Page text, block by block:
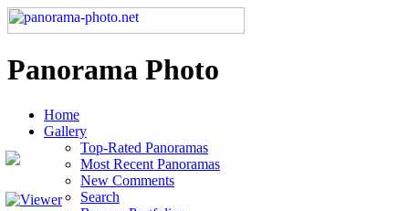
Panorama Photo
Home
Gallery
Top-Rated Panoramas
Most Recent Panoramas
New Comments
Search